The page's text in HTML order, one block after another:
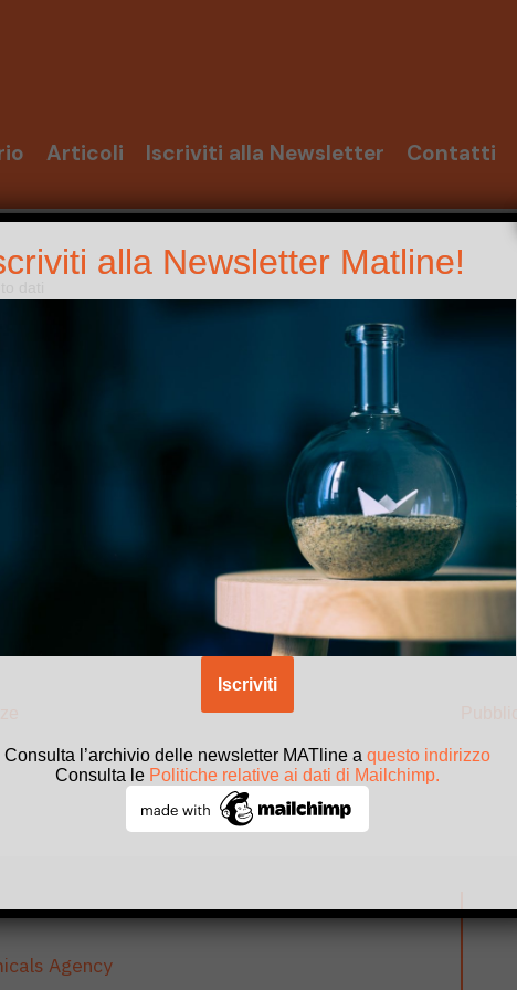
Articoli Iscriviti alla Newsletter Contatti
dati
dati
della sostanza
che passa dal gruppo 2B al gruppo
delle Monografie IARC.
usata per produrre coloranti usati per i tessuti.
Agency
alla Newsletter Matline!
Consulta l’archivio delle newsletter MATline a questo indirizzo
Consulta le Politiche relative ai dati di Mailchimp.